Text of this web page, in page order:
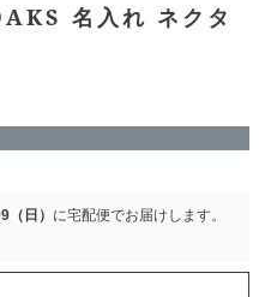
名入れ ネクタ
（日） に宅配便でお届けします。